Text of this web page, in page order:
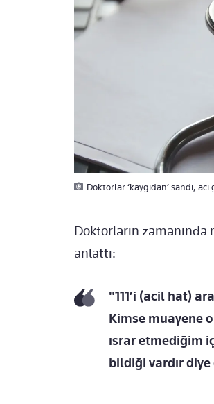
Doktorlar ‘kaygıdan’ sandı,
Doktorların
anlattı:
"111’i (acil hat)
Kimse muayene
ısrar etmediğim
bildiği vardır